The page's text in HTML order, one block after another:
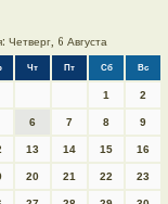
Четверг, 6 Августа
Чт Пт Сб Вс
1 2
6 7 8 9
13 14 15 16
20 21 22 23